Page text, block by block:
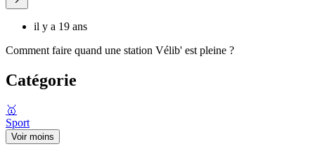
il y a 19 ans
Comment faire quand une station Vélib' est pleine ?
Catégorie
🥇
Sport
Voir moins